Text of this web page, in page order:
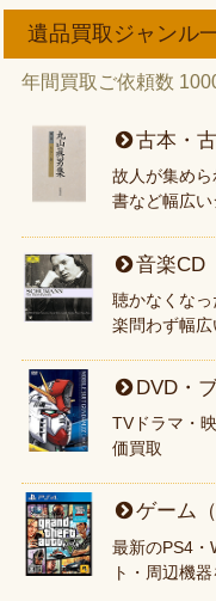
遺品買取ジャンル
年間買取ご依頼数
古本・
故人が集め
書など幅広い
音楽CD
聴かなくな
楽問わず幅
DVD・
TVドラマ・
価買取
ゲーム
最新のPS4・
ト・周辺機